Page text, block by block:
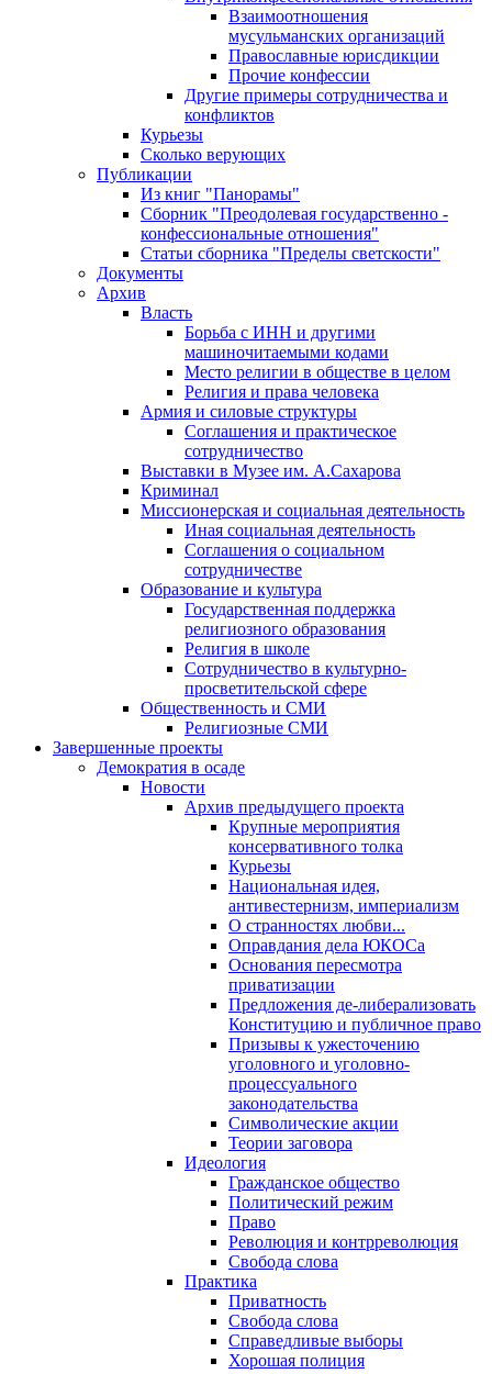
Взаимоотношения
мусульманских организаций
Православные юрисдикции
Прочие конфессии
Другие примеры сотрудничества и
конфликтов
Курьезы
Сколько верующих
Публикации
Из книг "Панорамы"
Сборник "Преодолевая государственно -
конфессиональные отношения"
Статьи сборника "Пределы светскости"
Документы
Архив
Власть
Борьба с ИНН и другими
машиночитаемыми кодами
Место религии в обществе в целом
Религия и права человека
Армия и силовые структуры
Соглашения и практическое
сотрудничество
Выставки в Музее им. А.Сахарова
Криминал
Миссионерская и социальная деятельность
Иная социальная деятельность
Соглашения о социальном
сотрудничестве
Образование и культура
Государственная поддержка
религиозного образования
Религия в школе
Сотрудничество в культурно-
просветительской сфере
Общественность и СМИ
Религиозные СМИ
Завершенные проекты
Демократия в осаде
Новости
Архив предыдущего проекта
Крупные мероприятия
консервативного толка
Курьезы
Национальная идея,
антивестернизм, империализм
О странностях любви...
Оправдания дела ЮКОСа
Основания пересмотра
приватизации
Предложения де-либерализовать
Конституцию и публичное право
Призывы к ужесточению
уголовного и уголовно-
процессуального
законодательства
Символические акции
Теории заговора
Идеология
Гражданское общество
Политический режим
Право
Революция и контрреволюция
Свобода слова
Практика
Приватность
Свобода слова
Справедливые выборы
Хорошая полиция